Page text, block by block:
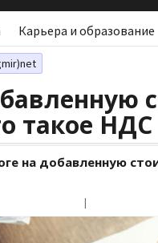
Карьера и образование
такое НДС
на добавленную
|